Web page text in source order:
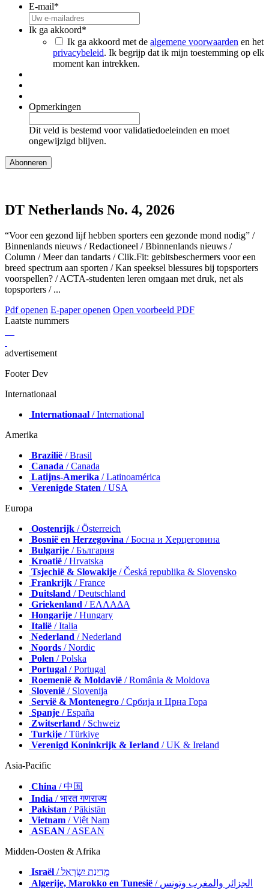
E-mail*
Ik ga akkoord*
Ik ga akkoord met de algemene voorwaarden en het
privacybeleid. Ik begrijp dat ik mijn toestemming op elk
moment kan intrekken.
Opmerkingen
Dit veld is bestemd voor validatiedoeleinden en moet
ongewijzigd blijven.
DT Netherlands No. 4, 2026
“Voor een gezond lijf hebben sporters een gezonde mond nodig” /
Binnenlands nieuws / Redactioneel / Bbinnenlands nieuws /
Column / Meer dan tandarts / Clik.Fit: gebitsbeschermers voor een
breed spectrum aan sporten / Kan speeksel blessures bij topsporters
voorspellen? / ACTA-studenten leren omgaan met druk, net als
topsporters / ...
Pdf openen E-paper openen Open voorbeeld PDF
Laatste nummers
advertisement
Footer Dev
Internationaal
Internationaal / International
Amerika
Brazilië / Brasil
Canada / Canada
Latijns-Amerika / Latinoamérica
Verenigde Staten / USA
Europa
Oostenrijk / Österreich
Bosnië en Herzegovina / Босна и Херцеговина
Bulgarije / България
Kroatië / Hrvatska
Tsjechië & Slowakije / Česká republika & Slovensko
Frankrijk / France
Duitsland / Deutschland
Griekenland / ΕΛΛΑΔΑ
Hongarije / Hungary
Italië / Italia
Nederland / Nederland
Noords / Nordic
Polen / Polska
Portugal / Portugal
Roemenië & Moldavië / România & Moldova
Slovenië / Slovenija
Servië & Montenegro / Србија и Црна Гора
Spanje / España
Zwitserland / Schweiz
Turkije / Türkiye
Verenigd Koninkrijk & Ierland / UK & Ireland
Asia-Pacific
China / 中国
India / भारत गणराज्य
Pakistan / Pākistān
Vietnam / Việt Nam
ASEAN / ASEAN
Midden-Oosten & Afrika
Israël
/ מְדִינַת יִשְׂרָאֵל
Algerije, Marokko en Tunesië
/ الجزائر والمغرب وتونس